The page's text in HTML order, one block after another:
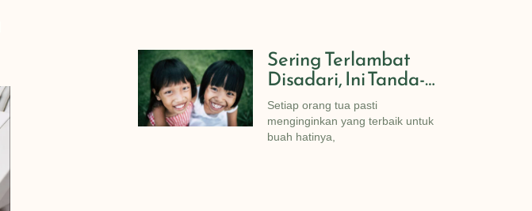
Sering Terlambat
Disadari, Ini Tanda-
Tanda Dini Saat Si
Kecil Butuh
Perawatan Behel
Setiap orang tua pasti
menginginkan yang terbaik untuk
buah hatinya,